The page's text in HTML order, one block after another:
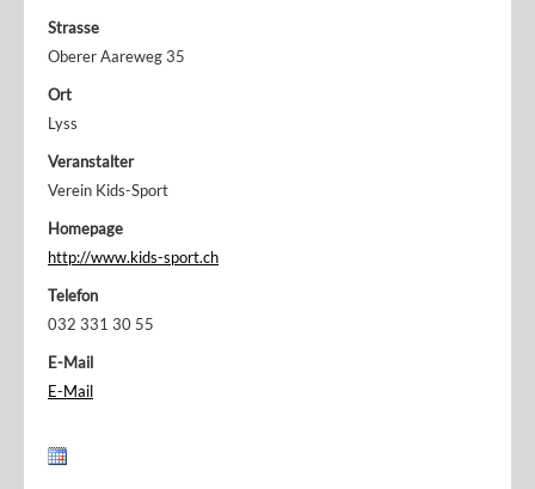
Strasse
Oberer Aareweg 35
Ort
Lyss
Veranstalter
Verein Kids-Sport
Homepage
http://www.kids-sport.ch
Telefon
032 331 30 55
E-Mail
E-Mail